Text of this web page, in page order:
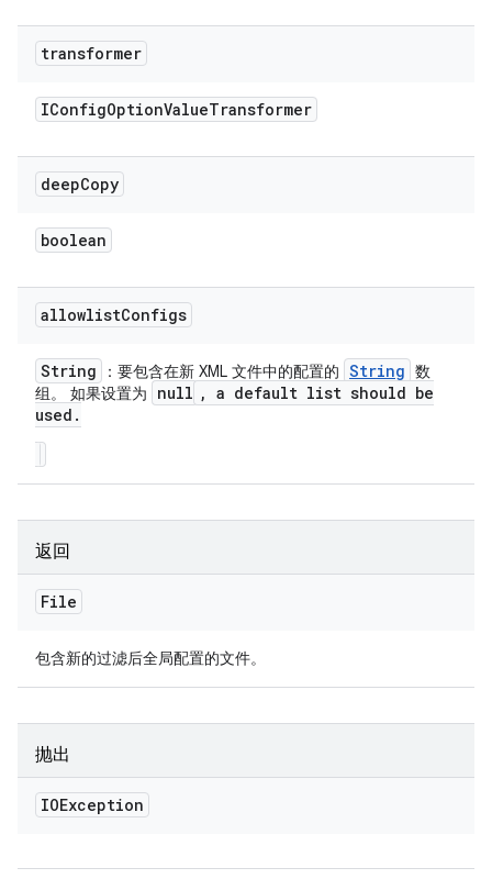
transformer
IConfigOptionValueTransformer
deepCopy
boolean
allowlistConfigs
String ：要包含在新 XML 文件中的配置的 String 数
组。 如果设置为
null , a default list should be
used .
返回
File
包含新的过滤后全局配置的文件。
抛出
IOException